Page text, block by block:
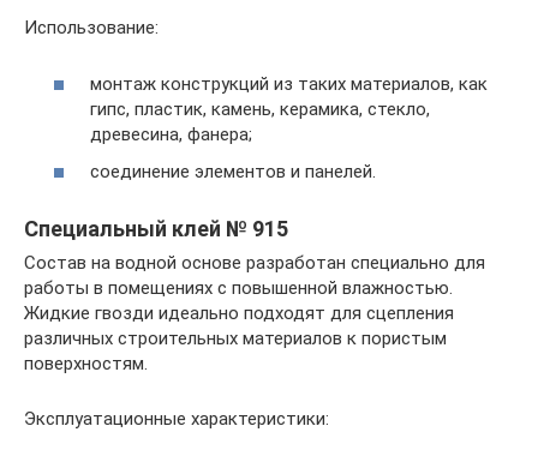
Использование:
монтаж конструкций из таких материалов, как
гипс, пластик, камень, керамика, стекло,
древесина, фанера;
соединение элементов и панелей.
Специальный клей № 915
Состав на водной основе разработан специально для
работы в помещениях с повышенной влажностью.
Жидкие гвозди идеально подходят для сцепления
различных строительных материалов к пористым
поверхностям.
Эксплуатационные характеристики: